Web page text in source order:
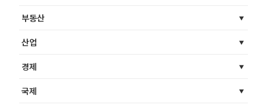
부동산
산업
경제
국제